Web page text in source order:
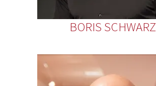
BORIS SCHWARZ